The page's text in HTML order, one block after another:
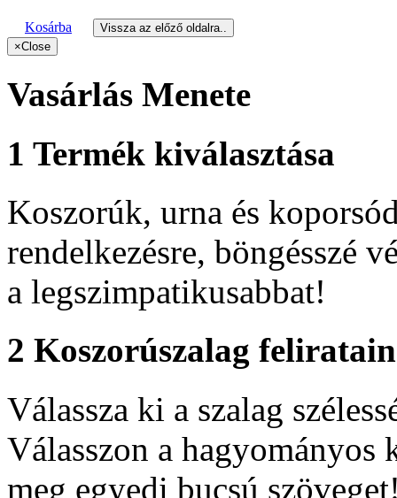
Kosárba
Vissza az előző oldalra..
×Close
Vasárlás Menete
1 Termék kiválasztása
Koszorúk, urna és
rendelkezésre, böngésszé
a legszimpatikusabbat!
2 Koszorúszalag
Válassza ki a szalag
Válasszon a
meg egyedi bucsú